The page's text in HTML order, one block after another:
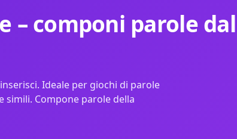
– componi parole
Ideale per giochi di parole
simili. Compone parole della